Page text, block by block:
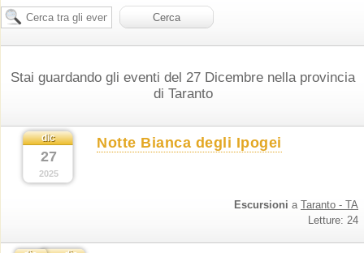
Stai guardando gli eventi del 27 Dicembre nella provincia
di Taranto
dic
27
2025
Notte Bianca degli Ipogei
Escursioni a Taranto - TA
Letture: 24